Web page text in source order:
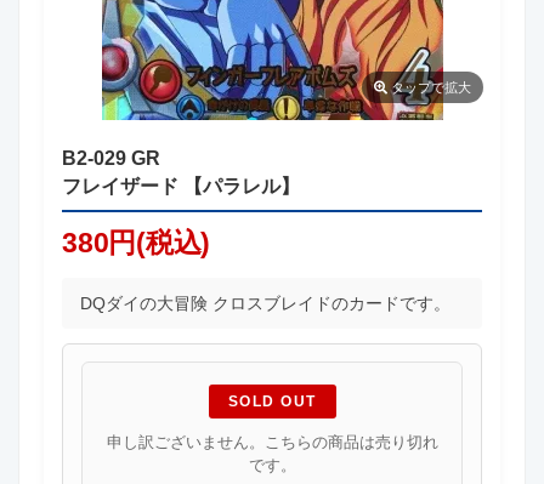
タップで拡大
B2-029 GR
フレイザード 【パラレル】
380円(税込)
DQダイの大冒険 クロスブレイドのカードです。
SOLD OUT
申し訳ございません。こちらの商品は売り切れ
です。